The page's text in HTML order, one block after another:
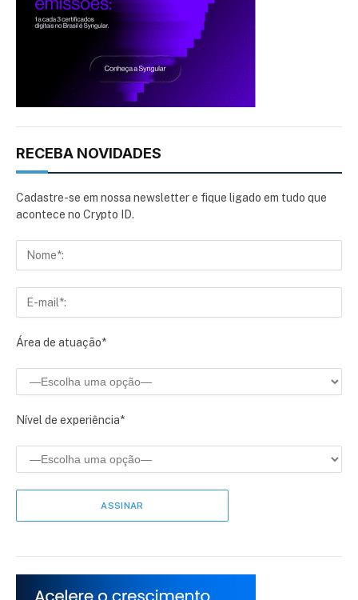
RECEBA NOVIDADES
Cadastre-se em nossa newsletter e fique ligado em tudo que
acontece no Crypto ID.
Área de atuação*
Nível de experiência*